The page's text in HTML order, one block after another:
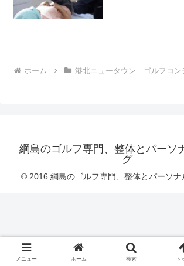
ホーム 港北ニュータウン ゴルフコン
綱島のゴルフ専門、整体とパーソ
グ
© 2016 綱島のゴルフ専門、整体とパーソナ
メニュー ホーム 検索 ト